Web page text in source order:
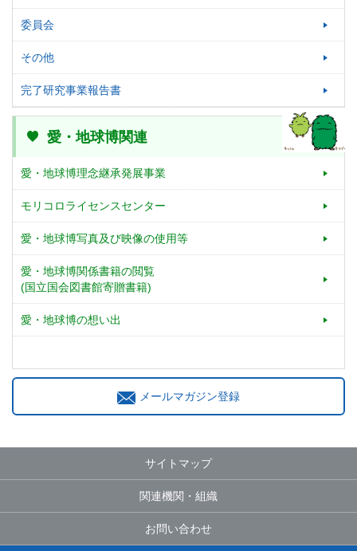
委員会
その他
完了研究事業報告書
愛・地球博関連
愛・地球博理念継承発展事業
モリコロライセンスセンター
愛・地球博写真及び映像の使用等
愛・地球博関係書籍の閲覧
(国立国会図書館寄贈書籍)
愛・地球博の想い出
メールマガジン登録
サイトマップ
関連機関・組織
お問い合わせ